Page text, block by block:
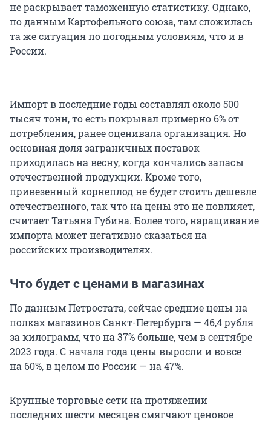
не раскрывает таможенную статистику. Однако,
по данным Картофельного союза, там сложилась
та же ситуация по погодным условиям, что и в
России.
Импорт в последние годы составлял около 500
тысяч тонн, то есть покрывал примерно 6% от
потребления, ранее оценивала организация. Но
основная доля заграничных поставок
приходилась на весну, когда кончались запасы
отечественной продукции. Кроме того,
привезенный корнеплод не будет стоить дешевле
отечественного, так что на цены это не повлияет,
считает Татьяна Губина. Более того, наращивание
импорта может негативно сказаться на
российских производителях.
Что будет с ценами в магазинах
По данным Петростата, сейчас средние цены на
полках магазинов Санкт-Петербурга — 46,4 рубля
за килограмм, что на 37% больше, чем в сентябре
2023 года. С начала года цены выросли и вовсе
на 60%, в целом по России — на 47%.
Крупные торговые сети на протяжении
последних шести месяцев смягчают ценовое